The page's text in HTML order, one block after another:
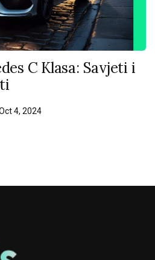
C Klasa: Savjeti i
4, 2024